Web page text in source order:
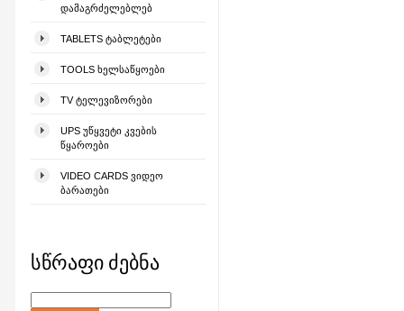
ᲓᲐᲛᲐᲒᲠᲫᲔᲚᲔᲑᲚᲔᲑ
TABLETS ᲢᲐᲑᲚᲔᲢᲔᲑᲘ
TOOLS ᲮᲔᲚᲡᲐᲬᲧᲝᲔᲑᲘ
TV ᲢᲔᲚᲔᲕᲘᲖᲝᲠᲔᲑᲘ
UPS ᲣᲬᲧᲕᲔᲢᲘ ᲙᲕᲔᲑᲘᲡ
ᲬᲧᲐᲠᲝᲔᲑᲘ
VIDEO CARDS ᲕᲘᲓᲔᲝ
ᲑᲐᲠᲐᲗᲔᲑᲘ
სწრაფი ძებნა